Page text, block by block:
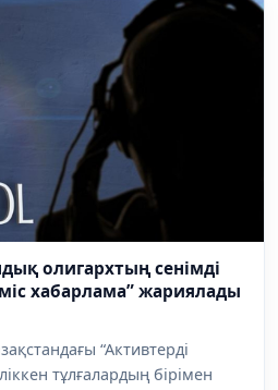
олигархтың сенімді
хабарлама” жариялады
“Активтерді
тұлғалардың бірімен